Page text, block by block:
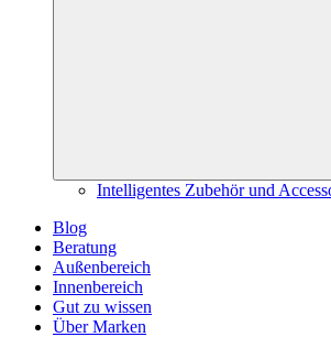
Intelligentes Zubehör und
Blog
Beratung
Außenbereich
Innenbereich
Gut zu wissen
Über Marken